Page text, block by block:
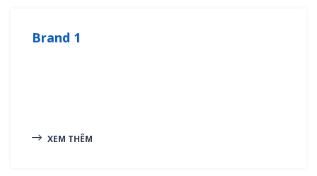
Brand 1
XEM THÊM